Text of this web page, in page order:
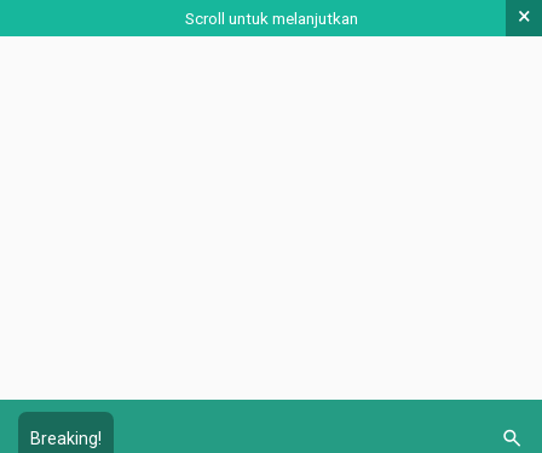
Scroll untuk melanjutkan ×
Breaking! search